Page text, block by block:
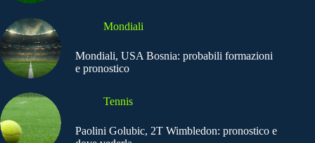
Mondiali
Mondiali, USA Bosnia: probabili formazioni
e pronostico
Tennis
Paolini Golubic, 2T Wimbledon: pronostico e